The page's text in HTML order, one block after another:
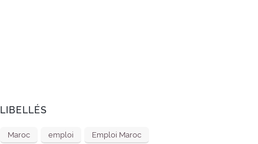
LIBELLÉS
Maroc emploi Emploi Maroc